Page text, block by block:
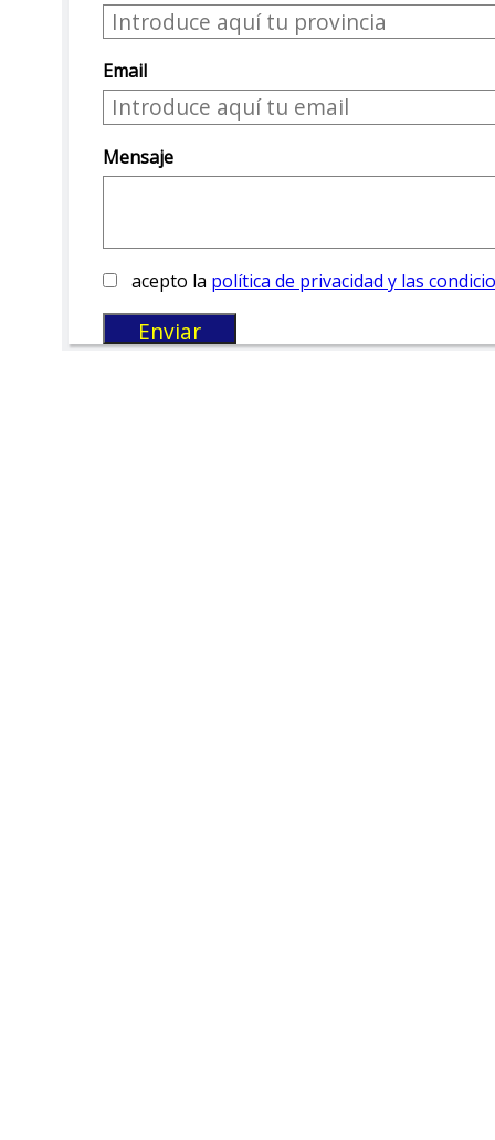
Email
Mensaje
acepto la política de privacidad y las
Enviar